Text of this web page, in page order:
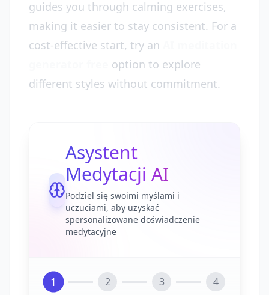
guides you through calming exercises,
making it easier to stay consistent. For a
cost-effective start, try an
option to explore
different styles without commitment.
Asystent
Medytacji AI
Podziel się swoimi myślami i
uczuciami, aby uzyskać
spersonalizowane doświadczenie
medytacyjne
1 2 3 4